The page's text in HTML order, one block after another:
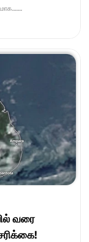
வரை